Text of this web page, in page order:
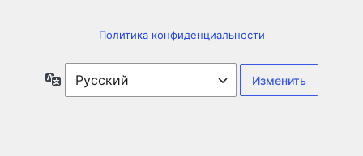
Политика конфиденциальности
Язык